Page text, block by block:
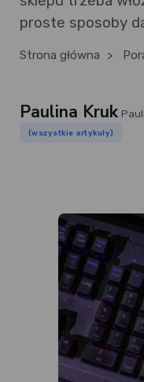
proste sposoby
Strona główna >
Paulina Kruk
(wszystkie artykuły)